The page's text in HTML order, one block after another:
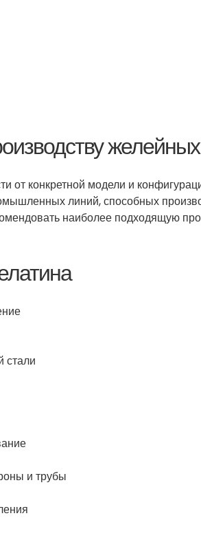
от конкретной модели и
линий, способных
наиболее подходящую
стали
и трубы